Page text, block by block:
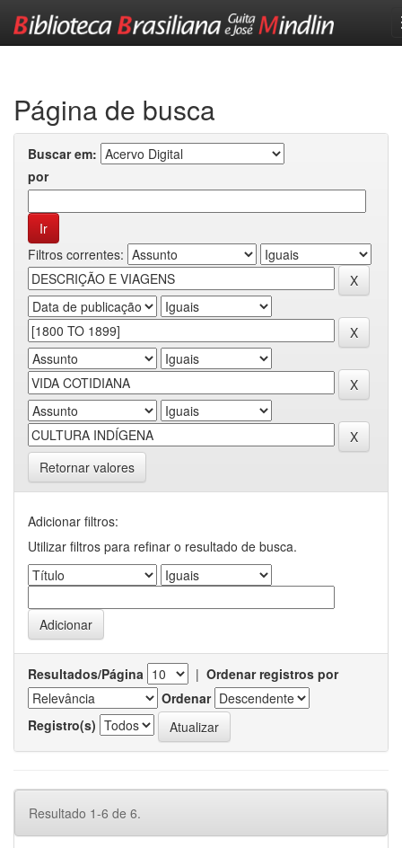
Página de busca
Buscar em:
por
Filtros correntes:
Retornar valores
Adicionar filtros:
Utilizar filtros para refinar o resultado de busca.
Resultados/Página | Ordenar registros por
Ordenar
Registro(s)
Resultado 1-6 de 6.